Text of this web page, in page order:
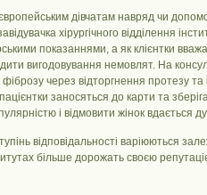
європейським дівчатам навряд чи
хірургічного відділення
показаннями, а як клієнтки
вигодовування немовлят. На
через відторгнення протезу та
заносяться до карти та
і відмовити жінок вдається
відповідальності варіюються
більше дорожать своєю